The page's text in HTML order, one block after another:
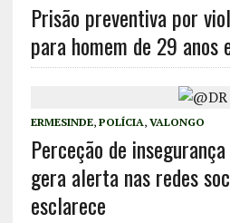
Prisão preventiva por
para homem de 29 anos
ERMESINDE, POLÍCIA, VALONGO
Perceção de
gera alerta nas redes
esclarece